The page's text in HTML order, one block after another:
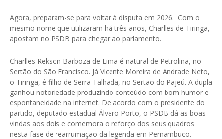
Agora, preparam-se para voltar à disputa em 2026. Com o
mesmo nome que utilizaram há três anos, Charlles de Tiringa,
apostam no PSDB para chegar ao parlamento.
Charlles Rekson Barboza de Lima é natural de Petrolina, no
Sertão do São Francisco. Já Vicente Moreira de Andrade Neto,
o Tiringa, é filho de Serra Talhada, no Sertão do Pajeú. A dupla
ganhou notoriedade produzindo conteúdo com bom humor e
espontaneidade na internet. De acordo com o presidente do
partido, deputado estadual Álvaro Porto, o PSDB dá as boas
vindas aos dois e comemora o reforço dos seus quadros
nesta fase de rearrumação da legenda em Pernambuco.